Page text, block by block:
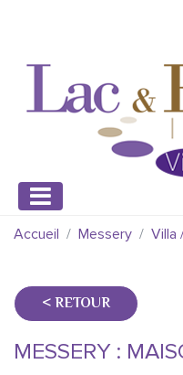
Accueil Messery Villa
< RETOUR
MESSERY :